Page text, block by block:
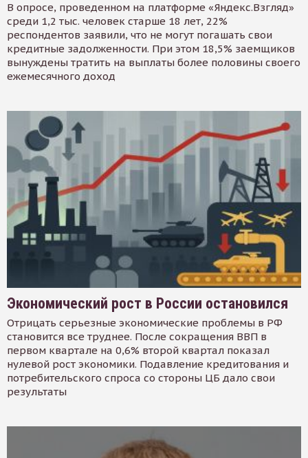
В опросе, проведенном на платформе «Яндекс.Взгляд»
среди 1,2 тыс. человек старше 18 лет, 22%
респондентов заявили, что не могут погашать свои
кредитные задолженности. При этом 18,5% заемщиков
вынуждены тратить на выплаты более половины своего
ежемесячного доход
Экономический рост в России остановился
Отрицать серьезные экономические проблемы в РФ
становится все труднее. После сокращения ВВП в
первом квартале на 0,6% второй квартал показал
нулевой рост экономики. Подавление кредитования и
потребительского спроса со стороны ЦБ дало свои
результаты